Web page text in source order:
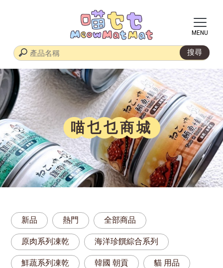
喵乜乜商城
新品 熱門 全部商品
原肉系列凍乾 海洋珍饌綜合系列
鮮蔬系列凍乾 韓國 朝貢 貓 用品